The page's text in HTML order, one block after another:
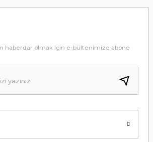
bir şekilde
ve
haberdar olmak için e-bültenimize abone